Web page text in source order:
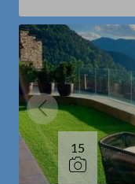
15